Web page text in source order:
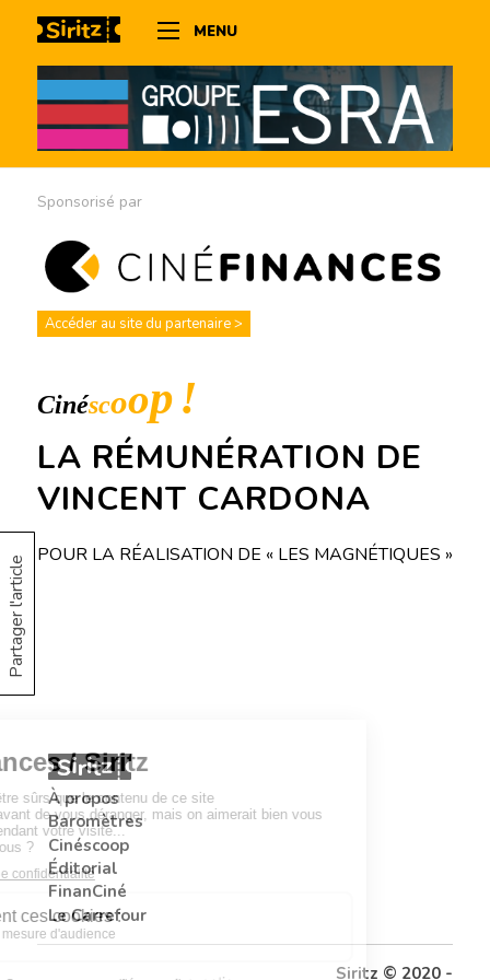
MENU
Partager l'article
Sponsorisé par
Accéder au site du partenaire >
LA RÉMUNÉRATION DE
VINCENT CARDONA
POUR LA RÉALISATION DE « LES MAGNÉTIQUES »
À propos
Baromètres
Cinéscoop
Éditorial
FinanCiné
Le Carrefour
Siritz © 2020 -